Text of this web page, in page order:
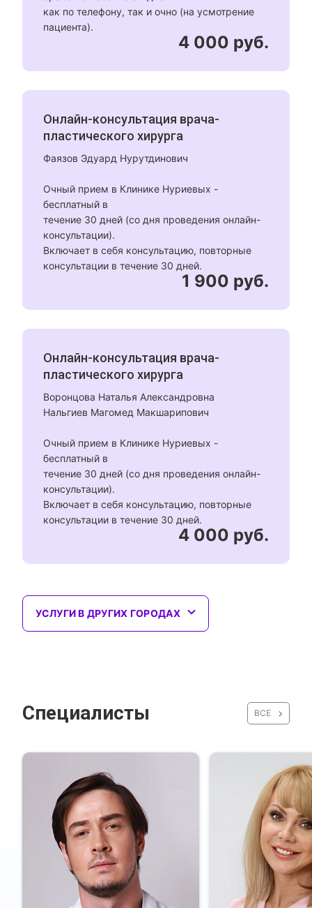
как по телефону, так и очно (на усмотрение
пациента).
4 000 руб.
Онлайн-консультация врача-
пластического хирурга
Фаязов Эдуард Нурутдинович
Очный прием в Клинике Нуриевых -
бесплатный в
течение 30 дней (со дня проведения онлайн-
консультации).
Включает в себя консультацию, повторные
консультации в течение 30 дней.
1 900 руб.
Онлайн-консультация врача-
пластического хирурга
Воронцова Наталья Александровна
Нальгиев Магомед Макшарипович
Очный прием в Клинике Нуриевых -
бесплатный в
течение 30 дней (со дня проведения онлайн-
консультации).
Включает в себя консультацию, повторные
консультации в течение 30 дней.
4 000 руб.
УСЛУГИ В ДРУГИХ ГОРОДАХ
Специалисты ВСЕ